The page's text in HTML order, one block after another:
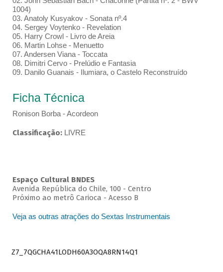
1004)
03. Anatoly Kusyakov - Sonata nº.4
04. Sergey Voytenko - Revelation
05. Harry Crowl - Livro de Areia
06. Martin Lohse - Menuetto
07. Andersen Viana - Toccata
08. Dimitri Cervo - Prelúdio e Fantasia
09. Danilo Guanais - Ilumiara, o Castelo Reconstruído
Ficha Técnica
Ronison Borba - Acordeon
Classificação: LIVRE
Espaço Cultural BNDES
Avenida República do Chile, 100 - Centro
Próximo ao metrô Carioca - Acesso B
Veja as outras atrações do Sextas Instrumentais
Z7_7QGCHA41LODH60A3OQA8RN14Q1